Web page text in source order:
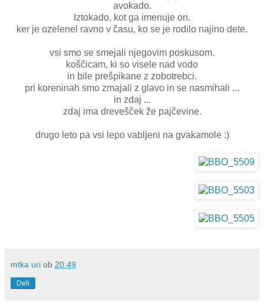
avokado.
Iztokado, kot ga imenuje on.
ker je ozelenel ravno v času, ko se je rodilo najino dete.
vsi smo se smejali njegovim poskusom.
koščicam, ki so visele nad vodo
in bile prešpikane z zobotrebci.
pri koreninah smo zmajali z glavo in se nasmihali ...
in zdaj ...
zdaj ima drevešček že pajčevine.
drugo leto pa vsi lepo vabljeni na gvakamole :)
mtka uri ob 20:49
Deli